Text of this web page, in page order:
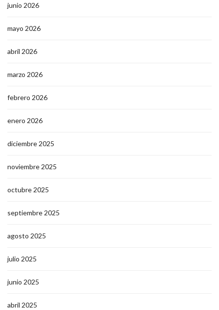
junio 2026
mayo 2026
abril 2026
marzo 2026
febrero 2026
enero 2026
diciembre 2025
noviembre 2025
octubre 2025
septiembre 2025
agosto 2025
julio 2025
junio 2025
abril 2025